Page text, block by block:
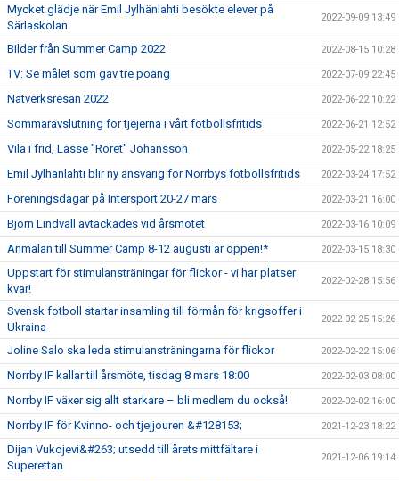
Mycket glädje när Emil Jylhänlahti besökte elever på
Särlaskolan
2022-09-09 13:49
Bilder från Summer Camp 2022 2022-08-15 10:28
TV: Se målet som gav tre poäng 2022-07-09 22:45
Nätverksresan 2022 2022-06-22 10:22
Sommaravslutning för tjejerna i vårt fotbollsfritids 2022-06-21 12:52
Vila i frid, Lasse "Röret" Johansson 2022-05-22 18:25
Emil Jylhänlahti blir ny ansvarig för Norrbys fotbollsfritids 2022-03-24 17:52
Föreningsdagar på Intersport 20-27 mars 2022-03-21 16:00
Björn Lindvall avtackades vid årsmötet 2022-03-16 10:09
Anmälan till Summer Camp 8-12 augusti är öppen!* 2022-03-15 18:30
Uppstart för stimulansträningar för flickor - vi har platser
kvar!
2022-02-28 15:56
Svensk fotboll startar insamling till förmån för krigsoffer i
Ukraina
2022-02-25 15:26
Joline Salo ska leda stimulansträningarna för flickor 2022-02-22 15:06
Norrby IF kallar till årsmöte, tisdag 8 mars 18:00 2022-02-03 08:00
Norrby IF växer sig allt starkare – bli medlem du också! 2022-02-02 16:00
Norrby IF för Kvinno- och tjejjouren &#128153; 2021-12-23 18:22
Dijan Vukojevi&#263; utsedd till årets mittfältare i
Superettan
2021-12-06 19:14